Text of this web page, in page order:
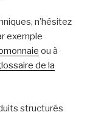
n’hésitez
exemple
ou à
de la
structurés